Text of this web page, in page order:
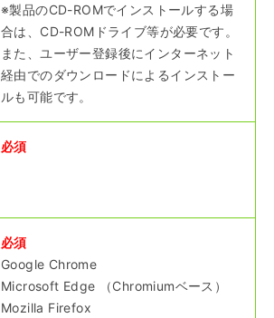
※製品のCD-ROMでインストールする場
合は、CD-ROMドライブ等が必要です。
また、ユーザー登録後にインターネット
経由でのダウンロードによるインストー
ルも可能です。
必須
必須
Google Chrome
Microsoft Edge （Chromiumベース）
Mozilla Firefox